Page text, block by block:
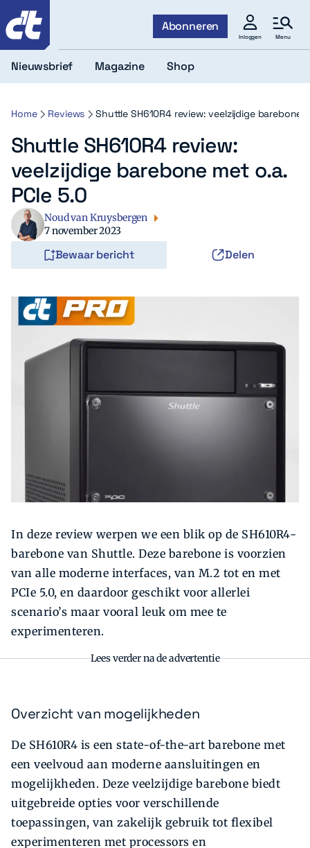
Abonneren
Inloggen Menu
Nieuwsbrief Magazine Shop
Home Reviews Shuttle SH610R4 review: veelzijdige barebone
Shuttle SH610R4 review:
veelzijdige barebone met o.a.
PCIe 5.0
Noud van Kruysbergen
7 november 2023
Bewaar bericht Delen
In deze review werpen we een blik op de SH610R4-
barebone van Shuttle. Deze barebone is voorzien
van alle moderne interfaces, van M.2 tot en met
PCIe 5.0, en daardoor geschikt voor allerlei
scenario’s maar vooral leuk om mee te
experimenteren.
Lees verder na de advertentie
Overzicht van mogelijkheden
De SH610R4 is een state-of-the-art barebone met
een veelvoud aan moderne aansluitingen en
mogelijkheden. Deze veelzijdige barebone biedt
uitgebreide opties voor verschillende
toepassingen, van zakelijk gebruik tot flexibel
experimenteren met processors en